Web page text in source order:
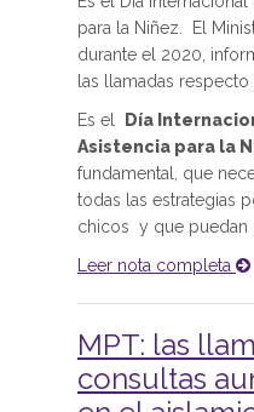
para la Niñez. El
durante el 2020,
las llamadas respecto
Es el
Día
Asistencia para la
fundamental, que
todas las estrategias
chicos y que puedan
Leer nota completa
MPT: las
consultas